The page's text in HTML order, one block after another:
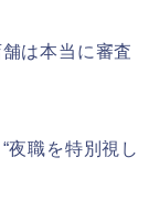
は本当に審査
夜職を特別視し